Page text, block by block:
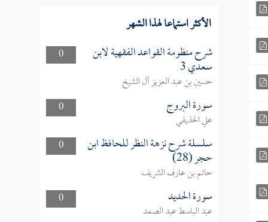
الأكثر استماعا لهذا الشهر
0 شرح منظومة القواعد الفقهية لابن
سعدي 3
حسين بن عبد العزيز آل الشيخ
0
سورة البروج
علي الحذيفي
0
سلسلة شرح نزهة النظر للحافظ ابن
حجر (28)
حاتم بن عارف الشريف
0
سورة الحديد
عبد الباسط عبد الصمد